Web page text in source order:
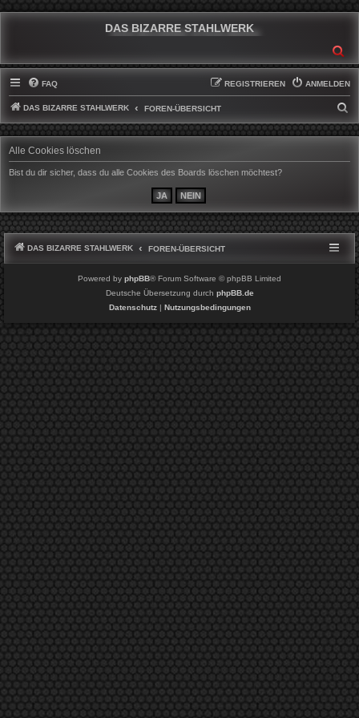
DAS BIZARRE STAHLWERK
FAQ ANMELDEN
REGISTRIEREN
DAS BIZARRE STAHLWERK FOREN-ÜBERSICHT
U
Alle Cookies löschen
Bist du dir sicher, dass du alle Cookies des Boards löschen möchtest?
DAS BIZARRE STAHLWERK FOREN-ÜBERSICHT
Powered by phpBB® Forum Software © phpBB Limited
Deutsche Übersetzung durch phpBB.de
Datenschutz| Nutzungsbedingungen